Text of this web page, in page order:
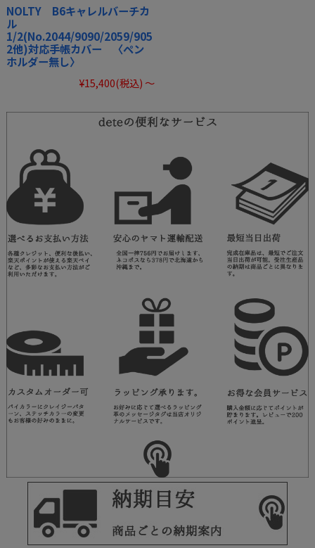
NOLTY B6キャレルバーチカ
ル
1/2(No.2044/9090/2059/905
2他)対応手帳カバー 〈ペン
ホルダー無し〉
¥15,400(税込) ～